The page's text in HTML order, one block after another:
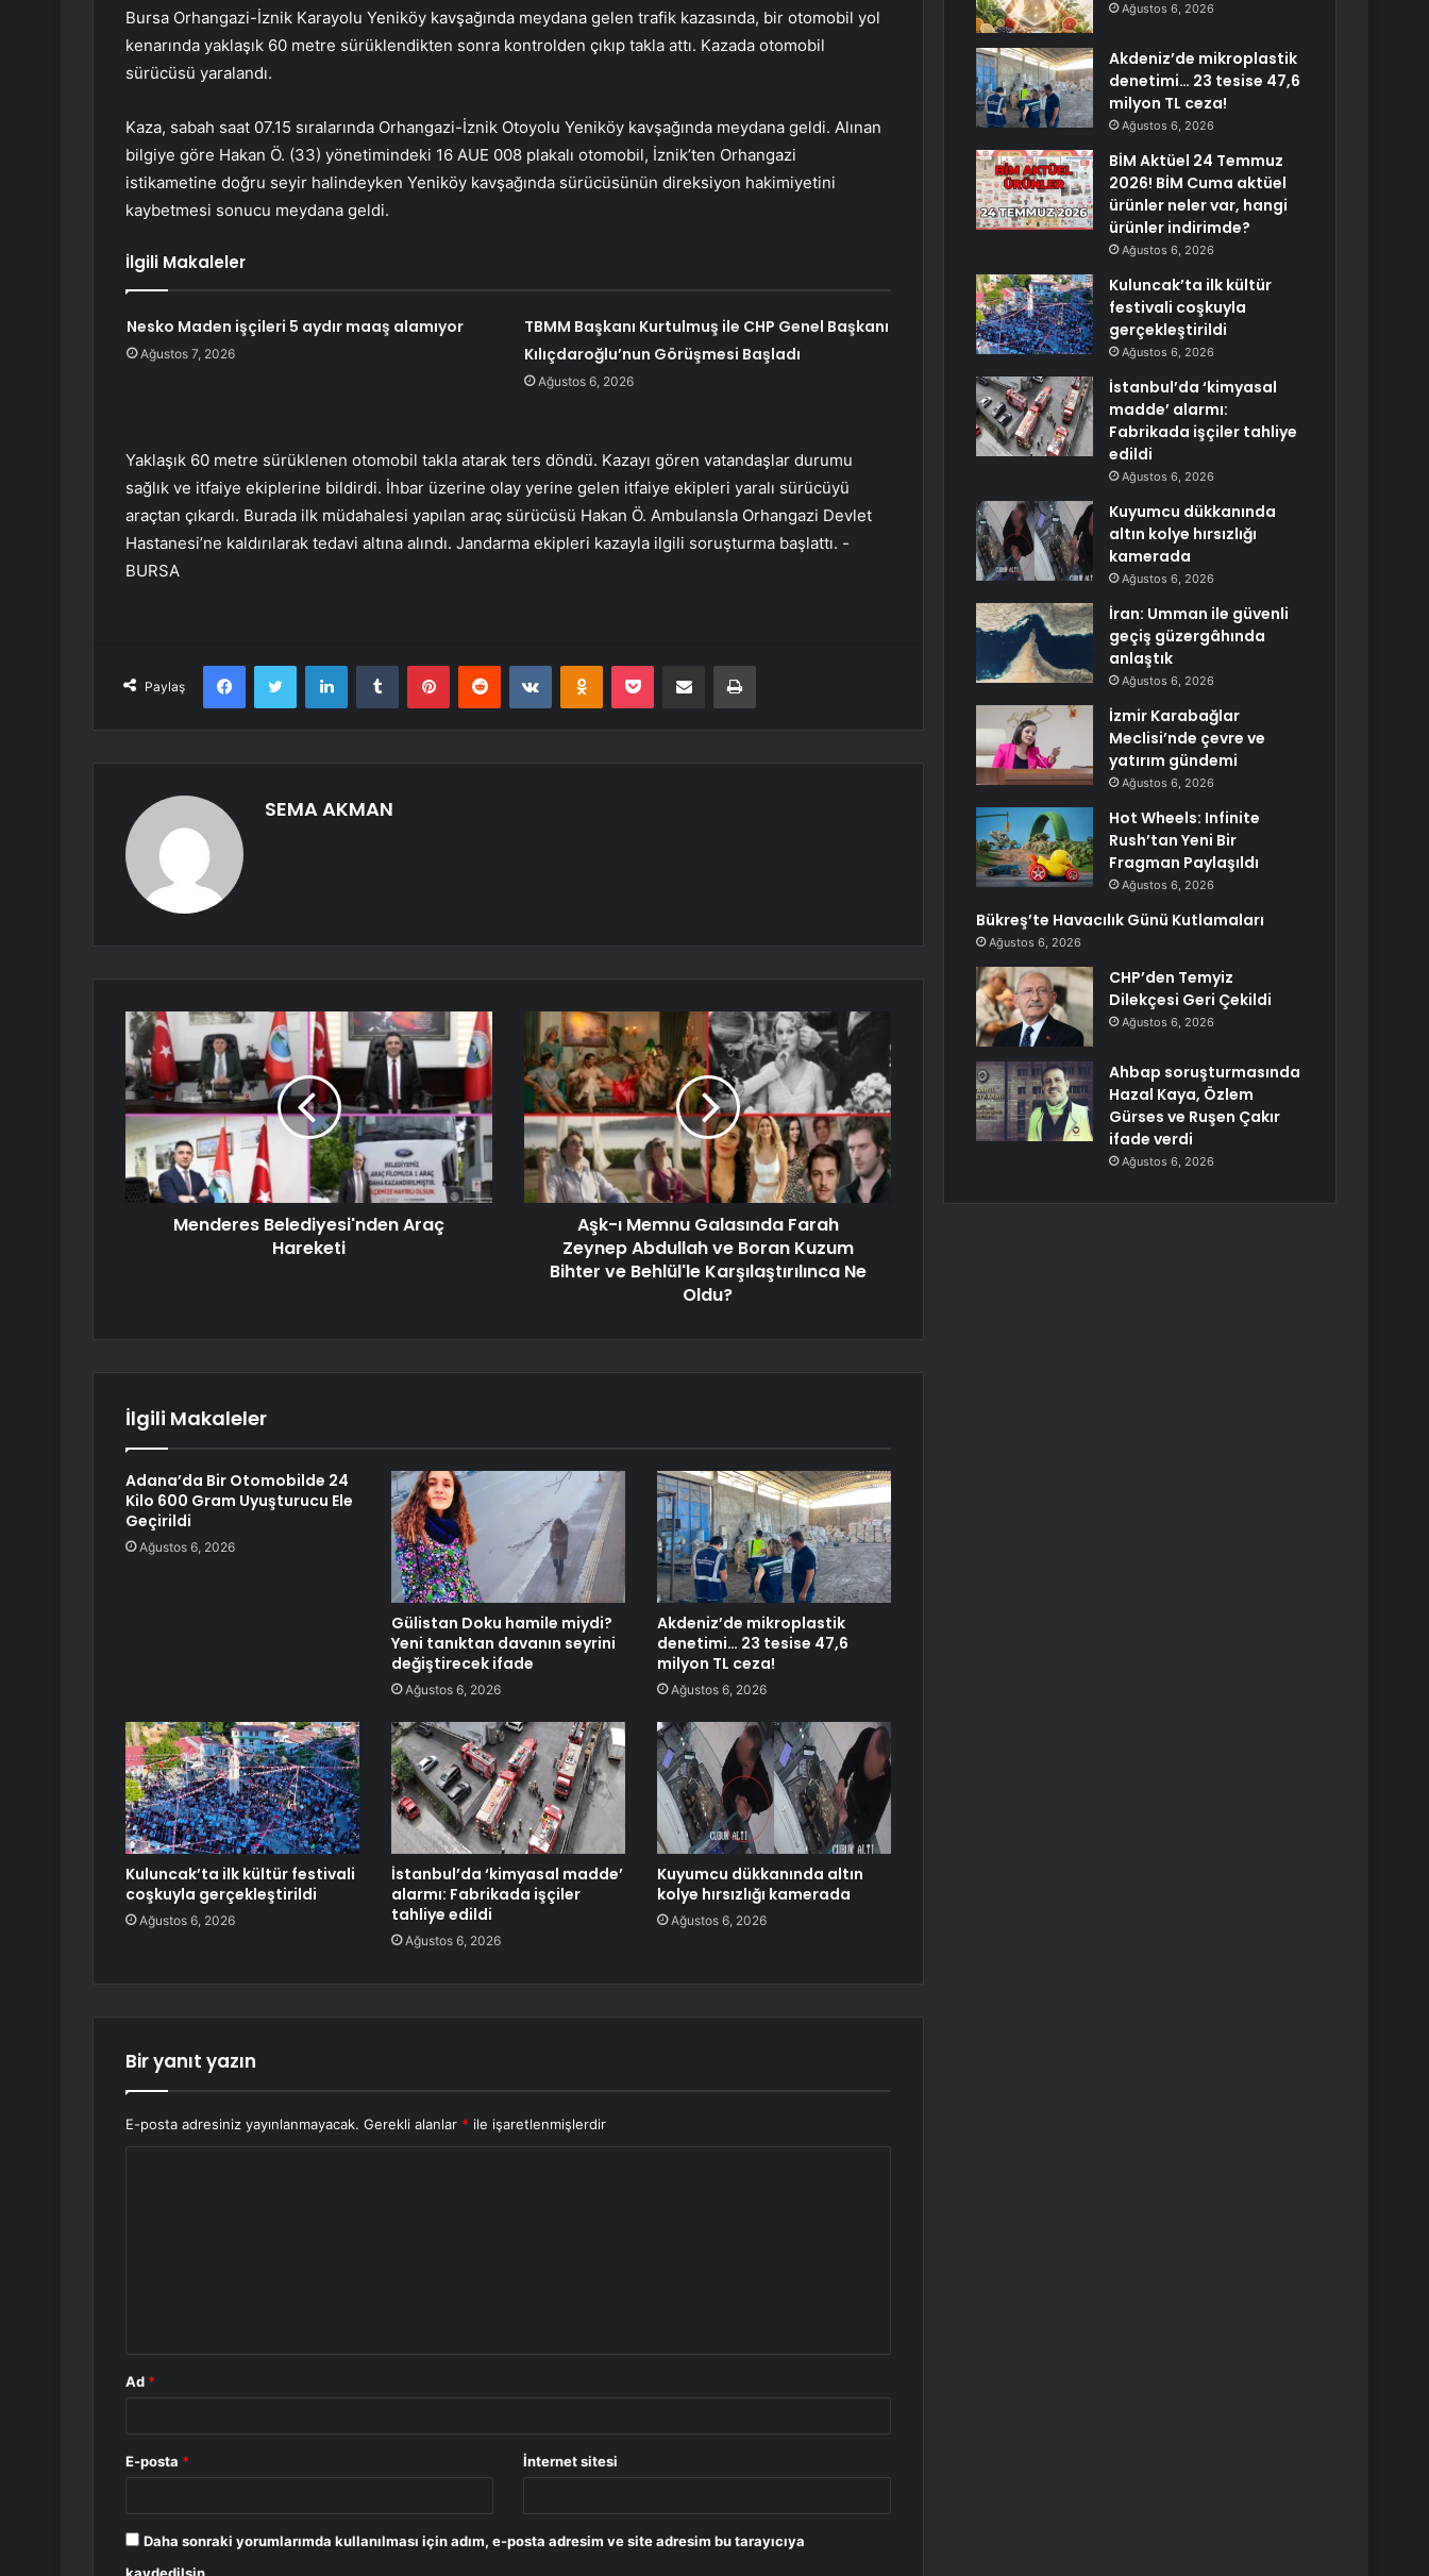
Bursa Orhangazi-İznik Karayolu Yeniköy kavşağında meydana gelen trafik kazasında, bir otomobil yol
kenarında yaklaşık 60 metre sürüklendikten sonra kontrolden çıkıp takla attı. Kazada otomobil
sürücüsü yaralandı.
Kaza, sabah saat 07.15 sıralarında Orhangazi-İznik Otoyolu Yeniköy kavşağında meydana geldi. Alınan
bilgiye göre Hakan Ö. (33) yönetimindeki 16 AUE 008 plakalı otomobil, İznik’ten Orhangazi
istikametine doğru seyir halindeyken Yeniköy kavşağında sürücüsünün direksiyon hakimiyetini
kaybetmesi sonucu meydana geldi.
İlgili Makaleler
Nesko Maden işçileri 5 aydır maaş alamıyor
Ağustos 7, 2026
TBMM Başkanı Kurtulmuş ile CHP Genel Başkanı
Kılıçdaroğlu’nun Görüşmesi Başladı
Ağustos 6, 2026
Yaklaşık 60 metre sürüklenen otomobil takla atarak ters döndü. Kazayı gören vatandaşlar durumu
sağlık ve itfaiye ekiplerine bildirdi. İhbar üzerine olay yerine gelen itfaiye ekipleri yaralı sürücüyü
araçtan çıkardı. Burada ilk müdahalesi yapılan araç sürücüsü Hakan Ö. Ambulansla Orhangazi Devlet
Hastanesi’ne kaldırılarak tedavi altına alındı. Jandarma ekipleri kazayla ilgili soruşturma başlattı. -
BURSA
Paylaş
FacebookTwitter LinkedInTumblr PinterestReddit VKontakteOdnoklassniki
Pocket E-Posta ile paylaş Yazdır
SEMA AKMAN
Menderes Belediyesi'nden Araç
Hareketi
Aşk-ı Memnu Galasında Farah
Zeynep Abdullah ve Boran Kuzum
Bihter ve Behlül'le Karşılaştırılınca Ne
Oldu?
İlgili Makaleler
Adana’da Bir Otomobilde 24
Kilo 600 Gram Uyuşturucu Ele
Geçirildi
Ağustos 6, 2026
Gülistan Doku hamile miydi?
Yeni tanıktan davanın seyrini
değiştirecek ifade
Ağustos 6, 2026
Akdeniz’de mikroplastik
denetimi… 23 tesise 47,6
milyon TL ceza!
Ağustos 6, 2026
Kuluncak’ta ilk kültür festivali
coşkuyla gerçekleştirildi
Ağustos 6, 2026
İstanbul’da ‘kimyasal madde’
alarmı: Fabrikada işçiler
tahliye edildi
Ağustos 6, 2026
Kuyumcu dükkanında altın
kolye hırsızlığı kamerada
Ağustos 6, 2026
Bir yanıt yazın
E-posta adresiniz yayınlanmayacak. Gerekli alanlar * ile işaretlenmişlerdir
Ad *
E-posta * İnternet sitesi
Daha sonraki yorumlarımda kullanılması için adım, e-posta adresim ve site adresim bu tarayıcıya
Ağustos 6, 2026
Akdeniz’de mikroplastik
denetimi… 23 tesise 47,6
milyon TL ceza!
Ağustos 6, 2026
BİM Aktüel 24 Temmuz
2026! BİM Cuma aktüel
ürünler neler var, hangi
ürünler indirimde?
Ağustos 6, 2026
Kuluncak’ta ilk kültür
festivali coşkuyla
gerçekleştirildi
Ağustos 6, 2026
İstanbul’da ‘kimyasal
madde’ alarmı:
Fabrikada işçiler tahliye
edildi
Ağustos 6, 2026
Kuyumcu dükkanında
altın kolye hırsızlığı
kamerada
Ağustos 6, 2026
İran: Umman ile güvenli
geçiş güzergâhında
anlaştık
Ağustos 6, 2026
İzmir Karabağlar
Meclisi’nde çevre ve
yatırım gündemi
Ağustos 6, 2026
Hot Wheels: Infinite
Rush’tan Yeni Bir
Fragman Paylaşıldı
Ağustos 6, 2026
Bükreş’te Havacılık Günü Kutlamaları
Ağustos 6, 2026
CHP’den Temyiz
Dilekçesi Geri Çekildi
Ağustos 6, 2026
Ahbap soruşturmasında
Hazal Kaya, Özlem
Gürses ve Ruşen Çakır
ifade verdi
Ağustos 6, 2026